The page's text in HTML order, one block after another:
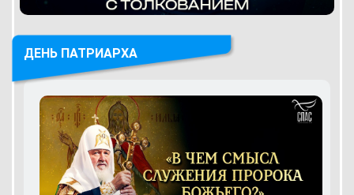
ДЕНЬ ПАТРИАРХА